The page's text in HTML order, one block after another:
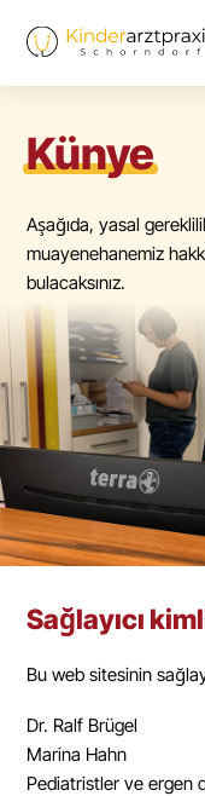
Künye
Aşağıda, yasal
muayenehanemiz
bulacaksınız.
Sağlayıcı
Bu web sitesinin
Dr. Ralf Brügel
Marina Hahn
Pediatristler ve ergen